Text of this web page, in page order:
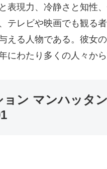
表現力、冷静さと知性
テレビや映画でも観る
える人物である。彼女
にわたり多くの人々か
ン マンハッタ